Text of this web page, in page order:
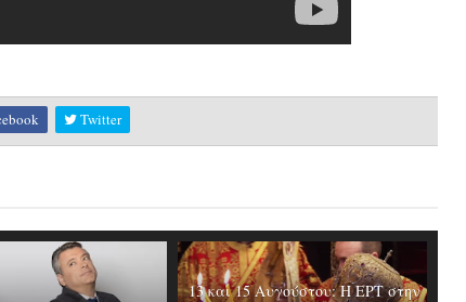
Twitter
13 και 15 Αυγούστου: Η ΕΡΤ στην